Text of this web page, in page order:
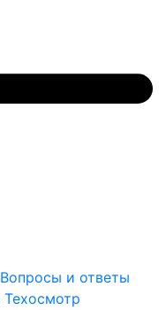
Вопросы и ответы
Техосмотр